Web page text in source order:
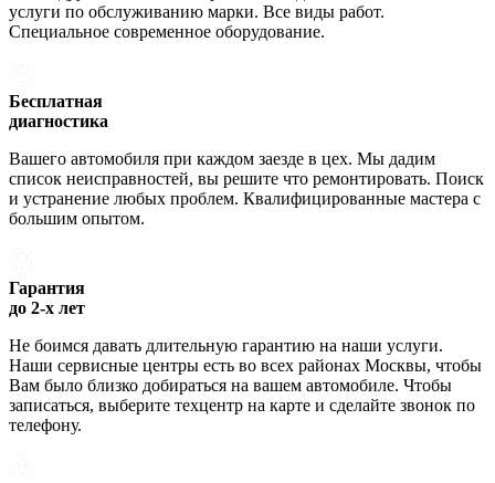
услуги по обслуживанию марки. Все виды работ.
Специальное современное оборудование.
Бесплатная
диагностика
Вашего автомобиля при каждом заезде в цех. Мы дадим
список неисправностей, вы решите что ремонтировать. Поиск
и устранение любых проблем. Квалифицированные мастера с
большим опытом.
Гарантия
до 2-х лет
Не боимся давать длительную гарантию на наши услуги.
Наши сервисные центры есть во всех районах Москвы, чтобы
Вам было близко добираться на вашем автомобиле. Чтобы
записаться, выберите техцентр на карте и сделайте звонок по
телефону.